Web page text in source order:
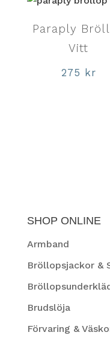
Paraply
Vitt
275 kr
SHOP ONLINE
Armband
Bröllopsjackor &
Brudslöja
Förvaring &